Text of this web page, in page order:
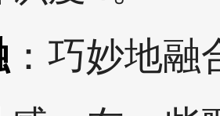
：巧妙地融